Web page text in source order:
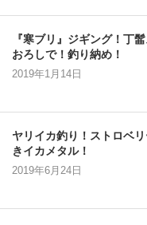
『寒ブリ』ジギング！丁
おろしで！釣り納め！
2019年1月14日
ヤリイカ釣り！ストロベ
きイカメタル！
2019年6月24日